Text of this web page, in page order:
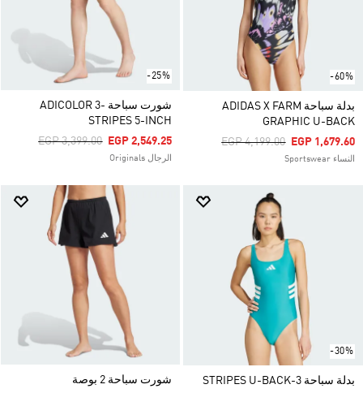
-60%
بدلة سباحة ADIDAS X FARM
GRAPHIC U-BACK
Price Reduced From
EGP 4,199.00ToEGP 1,679.60
النساء Sportswear
-25%
شورت سباحة ADICOLOR 3-
STRIPES 5-INCH
Price Reduced From
EGP 3,399.00ToEGP 2,549.25
الرجال Originals
-30%
بدلة سباحة 3-STRIPES U-BACK
شورت سباحة 2 بوصة